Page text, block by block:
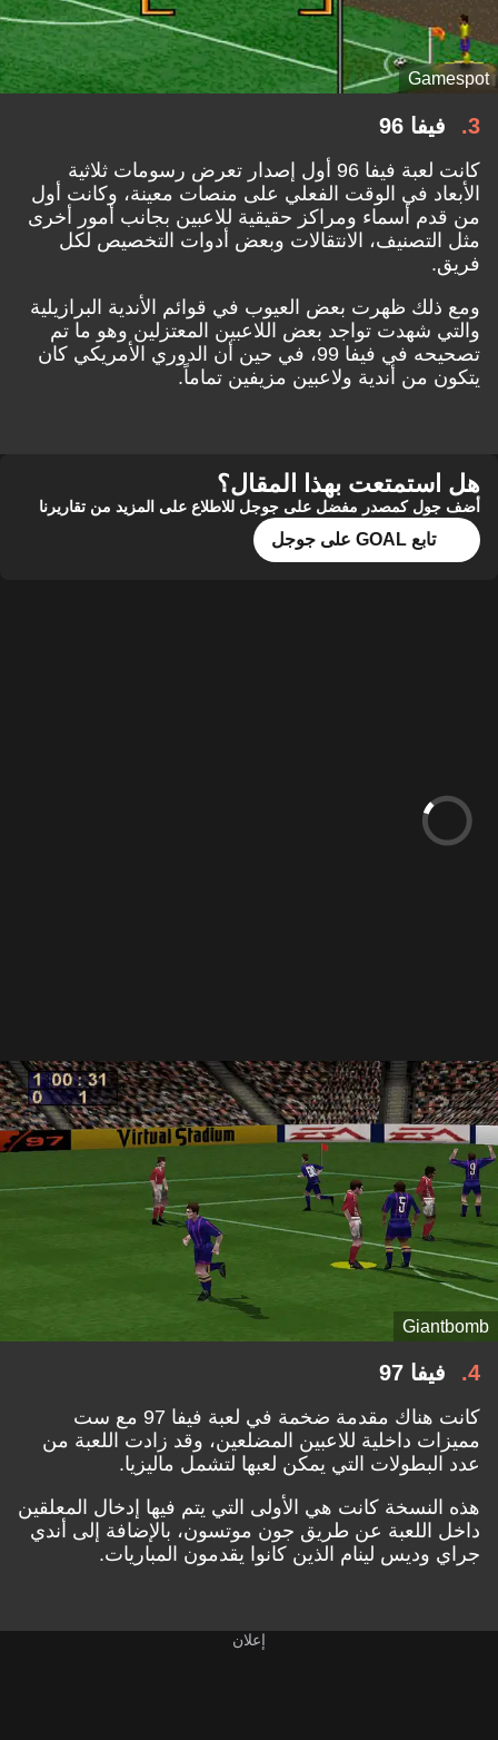
Gamespot
3 فيفا 96
كانت لعبة فيفا 96 أول إصدار تعرض رسومات ثلاثية
الأبعاد في الوقت الفعلي على منصات معينة، وكانت أول
من قدم أسماء ومراكز حقيقية للاعبين بجانب أمور أخرى
مثل التصنيف، الانتقالات وبعض أدوات التخصيص لكل
فريق.
ومع ذلك ظهرت بعض العيوب في قوائم الأندية البرازيلية
والتي شهدت تواجد بعض اللاعبين المعتزلين وهو ما تم
تصحيحه في فيفا 99، في حين أن الدوري الأمريكي كان
يتكون من أندية ولاعبين مزيفين تماماً.
هل استمتعت بهذا المقال؟
أضف جول كمصدر مفضل على جوجل للاطلاع على المزيد من تقاريرنا
تابع GOAL على جوجل
Giantbomb
4 فيفا 97
كانت هناك مقدمة ضخمة في لعبة فيفا 97 مع ست
مميزات داخلية للاعبين المضلعين، وقد زادت اللعبة من
عدد البطولات التي يمكن لعبها لتشمل ماليزيا.
هذه النسخة كانت هي الأولى التي يتم فيها إدخال المعلقين
داخل اللعبة عن طريق جون موتسون، بالإضافة إلى أندي
جراي وديس لينام الذين كانوا يقدمون المباريات.